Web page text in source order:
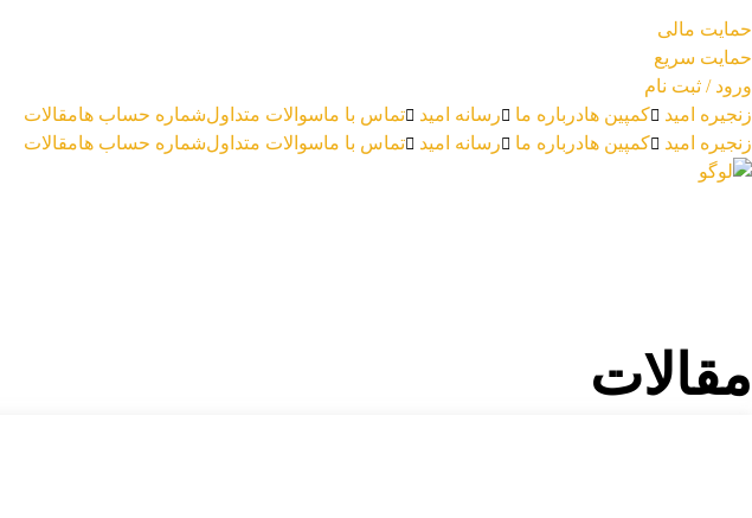
حمایت مالی
حمایت سریع
ورود / ثبت نام
زنجیره امید
کمپین هادرباره ما رسانه امید تماس با ماسوالات متداولشماره حساب هامقالات
زنجیره امید کمپین هادرباره ما رسانه امید تماس با ماسوالات متداولشماره حساب هامقالات
مقالات